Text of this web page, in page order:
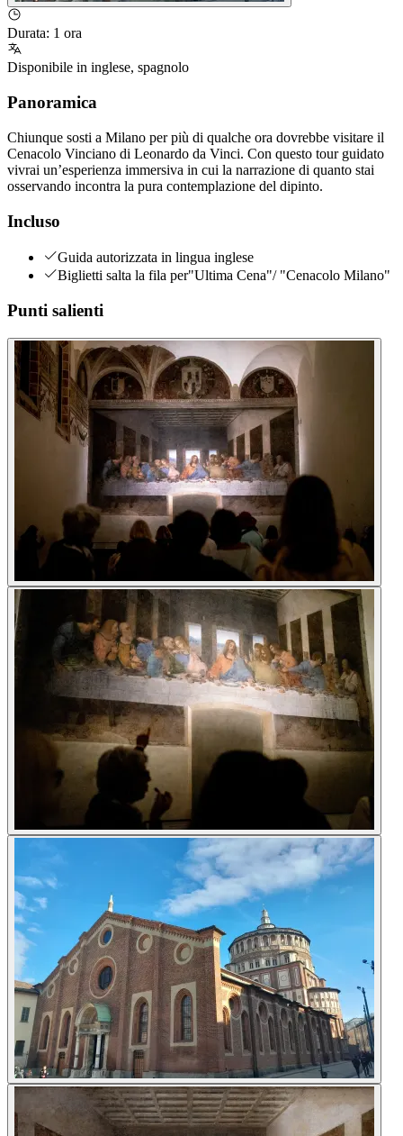
Durata: 1 ora
Disponibile in inglese, spagnolo
Panoramica
Chiunque sosti a Milano per più di qualche ora dovrebbe visitare il
Cenacolo Vinciano di Leonardo da Vinci. Con questo tour guidato
vivrai un’esperienza immersiva in cui la narrazione di quanto stai
osservando incontra la pura contemplazione del dipinto.
Incluso
Guida autorizzata in lingua inglese
Biglietti salta la fila per"Ultima Cena"/ "Cenacolo Milano"
Punti salienti